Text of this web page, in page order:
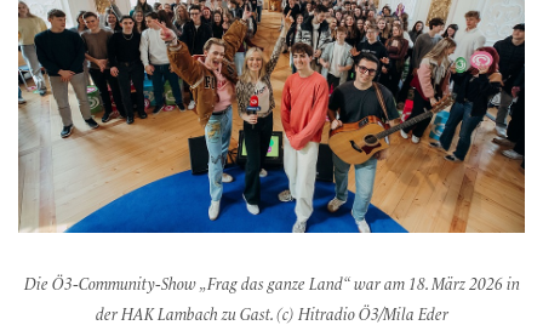
Die Ö3‑Community‑Show „Frag das ganze Land“ war am 18. März 2026 in
der HAK Lambach zu Gast. (c) Hitradio Ö3/Mila Eder